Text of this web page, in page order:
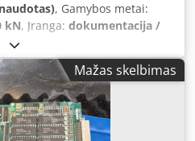
, Gamybos metai:
kN, Įranga: dokumentacija /
t Atidarymo eiga: 500 mm
570 x 570 mm Cjdpfx
tarp kolonų: 420 × 420 mm
jėga: 40 kN Hidraulinė
mm, L/D sraigto santykis 20,
144 cm³ Moto valandų: 35047
Mažas skelbimas